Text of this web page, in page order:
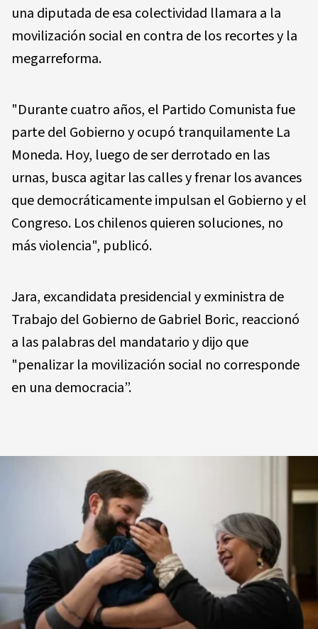
una diputada de esa colectividad llamara a la
movilización social en contra de los recortes y la
megarreforma.
"Durante cuatro años, el Partido Comunista fue
parte del Gobierno y ocupó tranquilamente La
Moneda. Hoy, luego de ser derrotado en las
urnas, busca agitar las calles y frenar los avances
que democráticamente impulsan el Gobierno y el
Congreso. Los chilenos quieren soluciones, no
más violencia", publicó.
Jara, excandidata presidencial y exministra de
Trabajo del Gobierno de Gabriel Boric, reaccionó
a las palabras del mandatario y dijo que
"penalizar la movilización social no corresponde
en una democracia”.